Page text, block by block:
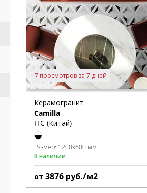
7 просмотров за 7 дней
Керамогранит
Camilla
ITC (Китай)
Размер: 1200x600 мм
В наличии
от 3876 руб./м2